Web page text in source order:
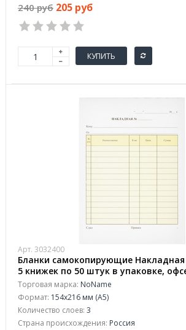
240 руб 205 руб
КУПИТЬ
Арт. 3032400
Бланки самокопирующие Накладная
5 книжек по 50 штук в упаковке,
Торговая марка: NoName
Формат: 154x216 мм (А5)
Количество слоев: 3
Страна происхождения: Россия